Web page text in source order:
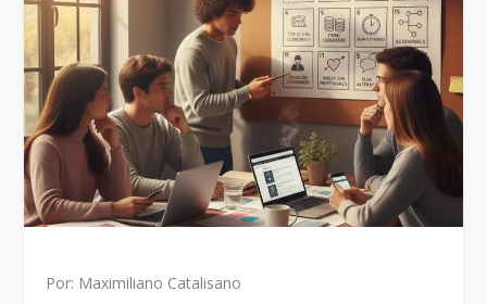
Por: Maximiliano Catalisano